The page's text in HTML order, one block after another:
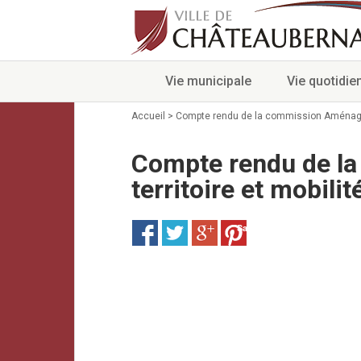
Vie municipale Vie
Accueil > Compte rendu de la commission
Compte rendu de
territoire et
Save